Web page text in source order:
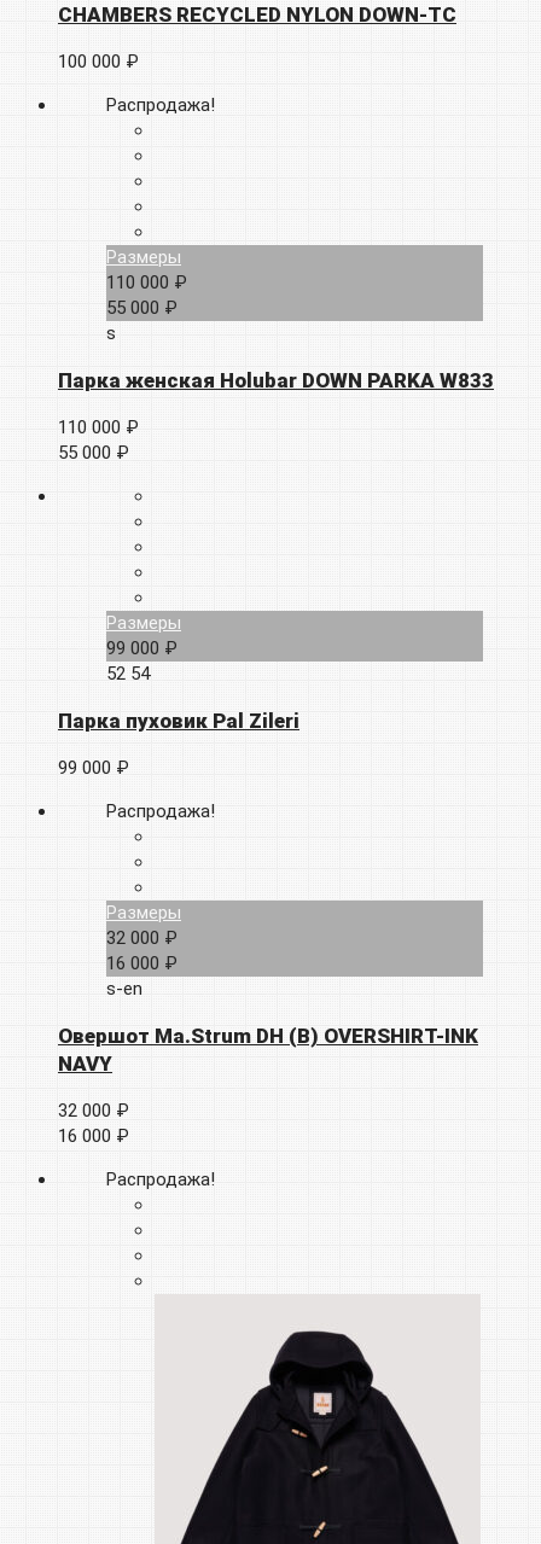
CHAMBERS RECYCLED NYLON DOWN-TC
100 000 ₽
Распродажа!
Размеры
110 000 ₽
55 000 ₽
s
Парка женская Holubar DOWN PARKA W833
110 000 ₽
55 000 ₽
Размеры
99 000 ₽
52 54
Парка пуховик Pal Zileri
99 000 ₽
Распродажа!
Размеры
32 000 ₽
16 000 ₽
s-en
Овершот Ma.Strum DH (B) OVERSHIRT-INK
NAVY
32 000 ₽
16 000 ₽
Распродажа!